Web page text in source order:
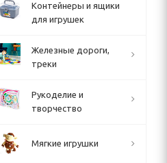
Контейнеры и ящики
для игрушек
Железные дороги,
треки
Рукоделие и
творчество
Мягкие игрушки